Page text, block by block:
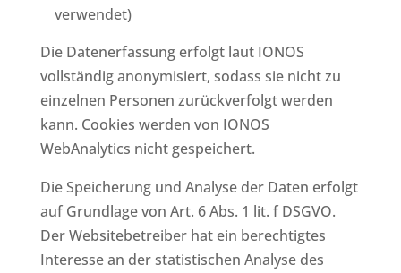
verwendet)
Die Datenerfassung erfolgt laut IONOS
vollständig anonymisiert, sodass sie nicht zu
einzelnen Personen zurückverfolgt werden
kann. Cookies werden von IONOS
WebAnalytics nicht gespeichert.
Die Speicherung und Analyse der Daten erfolgt
auf Grundlage von Art. 6 Abs. 1 lit. f DSGVO.
Der Websitebetreiber hat ein berechtigtes
Interesse an der statistischen Analyse des